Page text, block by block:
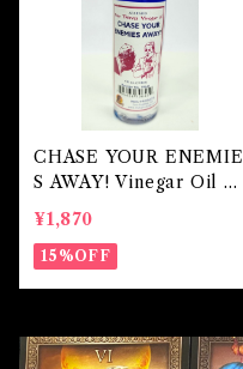
CHASE YOUR ENEMIE
S AWAY! Vinegar Oil チ
ェイスユアエネミーアウェ
イ！ ビネガーオイル
¥1,870
15%OFF